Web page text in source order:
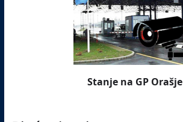
Stanje na GP Orašje